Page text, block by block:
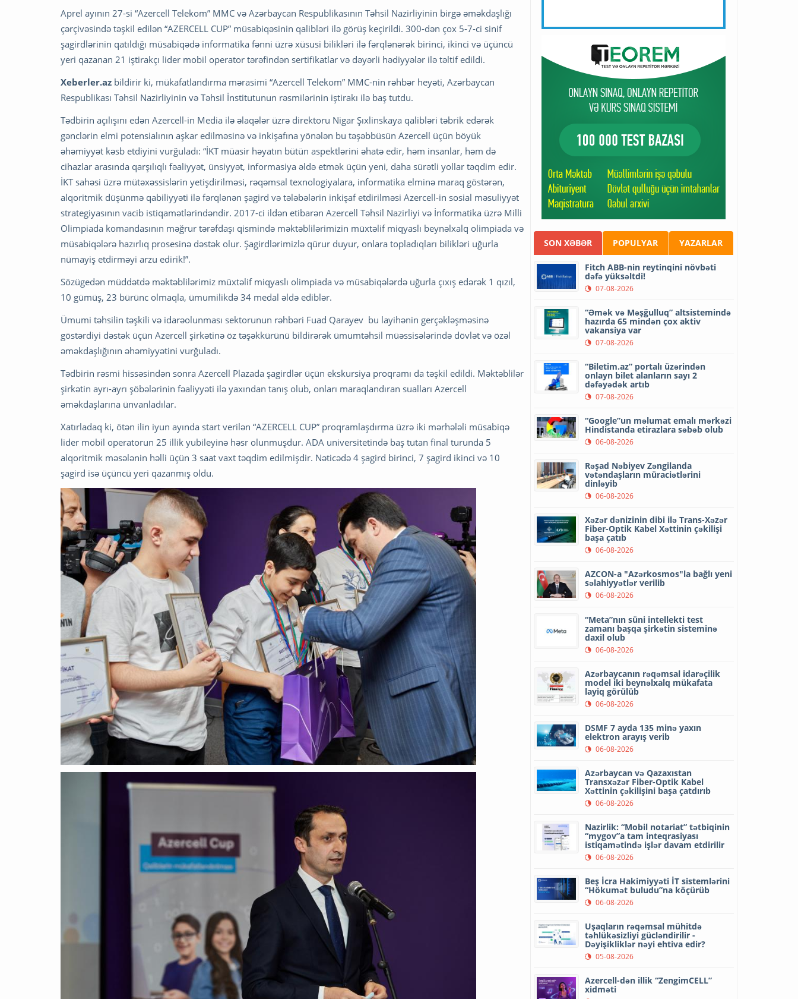
Aprel ayının 27-si “Azercell Telekom” MMC və Azərbaycan Respublikasının Təhsil Nazirliyinin birgə əməkdaşlığı
çərçivəsində təşkil edilən “AZERCELL CUP” müsabiqəsinin qalibləri ilə görüş keçirildi. 300-dən çox 5-7-ci sinif
şagirdlərinin qatıldığı müsabiqədə informatika fənni üzrə xüsusi bilikləri ilə fərqlənərək birinci, ikinci və üçüncü
yeri qazanan 21 iştirakçı lider mobil operator tərəfindən sertifikatlar və dəyərli hədiyyələr ilə təltif edildi.
Xeberler.az bildirir ki, mükafatlandırma mərasimi “Azercell Telekom” MMC-nin rəhbər heyəti, Azərbaycan
Respublikası Təhsil Nazirliyinin və Təhsil İnstitutunun rəsmilərinin iştirakı ilə baş tutdu.
Tədbirin açılışını edən Azercell-in Media ilə əlaqələr üzrə direktoru Nigar Şıxlinskaya qalibləri təbrik edərək
gənclərin elmi potensialının aşkar edilməsinə və inkişafına yönələn bu təşəbbüsün Azercell üçün böyük
əhəmiyyət kəsb etdiyini vurğuladı: “İKT müasir həyatın bütün aspektlərini əhatə edir, həm insanlar, həm də
cihazlar arasında qarşılıqlı fəaliyyət, ünsiyyət, informasiya əldə etmək üçün yeni, daha sürətli yollar təqdim edir.
İKT sahəsi üzrə mütəxəssislərin yetişdirilməsi, rəqəmsal texnologiyalara, informatika elminə maraq göstərən,
alqoritmik düşünmə qabiliyyəti ilə fərqlənən şagird və tələbələrin inkişaf etdirilməsi Azercell-in sosial məsuliyyət
strategiyasının vacib istiqamətlərindəndir. 2017-ci ildən etibarən Azercell Təhsil Nazirliyi və İnformatika üzrə Milli
Olimpiada komandasının məğrur tərəfdaşı qismində məktəblilərimizin müxtəlif miqyaslı beynəlxalq olimpiada və
müsabiqələrə hazırlıq prosesinə dəstək olur. Şagirdlərimizlə qürur duyur, onlara topladıqları bilikləri uğurla
nümayiş etdirməyi arzu edirik!”.
Sözügedən müddətdə məktəblilərimiz müxtəlif miqyaslı olimpiada və müsabiqələrdə uğurla çıxış edərək 1 qızıl,
10 gümüş, 23 bürünc olmaqla, ümumilikdə 34 medal əldə ediblər.
Ümumi təhsilin təşkili və idarəolunması sektorunun rəhbəri Fuad Qarayev bu layihənin gerçəkləşməsinə
göstərdiyi dəstək üçün Azercell şirkətinə öz təşəkkürünü bildirərək ümumtəhsil müəssisələrində dövlət və özəl
əməkdaşlığının əhəmiyyətini vurğuladı.
Tədbirin rəsmi hissəsindən sonra Azercell Plazada şagirdlər üçün ekskursiya proqramı da təşkil edildi. Məktəblilər
şirkətin ayrı-ayrı şöbələrinin fəaliyyəti ilə yaxından tanış olub, onları maraqlandıran sualları Azercell
əməkdaşlarına ünvanladılar.
Xatırladaq ki, ötən ilin iyun ayında start verilən “AZERCELL CUP” proqramlaşdırma üzrə iki mərhələli müsabiqə
lider mobil operatorun 25 illik yubileyinə həsr olunmuşdur. ADA universitetində baş tutan final turunda 5
alqoritmik məsələnin həlli üçün 3 saat vaxt təqdim edilmişdir. Nəticədə 4 şagird birinci, 7 şagird ikinci və 10
şagird isə üçüncü yeri qazanmış oldu.
SON XƏBƏR POPULYAR YAZARLAR
Fitch ABB-nin reytinqini növbəti
dəfə yüksəltdi!
07-08-2026
“Əmək və Məşğulluq” altsistemində
hazırda 65 mindən çox aktiv
vakansiya var
07-08-2026
“Biletim.az” portalı üzərindən
onlayn bilet alanların sayı 2
dəfəyədək artıb
07-08-2026
“Google”un məlumat emalı mərkəzi
Hindistanda etirazlara səbəb olub
06-08-2026
Rəşad Nəbiyev Zəngilanda
vətəndaşların müraciətlərini
dinləyib
06-08-2026
Xəzər dənizinin dibi ilə Trans-Xəzər
Fiber-Optik Kabel Xəttinin çəkilişi
başa çatıb
06-08-2026
AZCON-a "Azərkosmos"la bağlı yeni
səlahiyyətlər verilib
06-08-2026
“Meta”nın süni intellekti test
zamanı başqa şirkətin sisteminə
daxil olub
06-08-2026
Azərbaycanın rəqəmsal idarəçilik
model iki beynəlxalq mükafata
layiq görülüb
06-08-2026
DSMF 7 ayda 135 minə yaxın
elektron arayış verib
06-08-2026
Azərbaycan və Qazaxıstan
Transxəzər Fiber-Optik Kabel
Xəttinin çəkilişini başa çatdırıb
06-08-2026
Nazirlik: “Mobil notariat” tətbiqinin
“mygov”a tam inteqrasiyası
istiqamətində işlər davam etdirilir
06-08-2026
Beş İcra Hakimiyyəti İT sistemlərini
“Hökumət buludu”na köçürüb
06-08-2026
Uşaqların rəqəmsal mühitdə
təhlükəsizliyi gücləndirilir -
Dəyişikliklər nəyi ehtiva edir?
05-08-2026
Azercell-dən illik “ZengimCELL”
xidməti